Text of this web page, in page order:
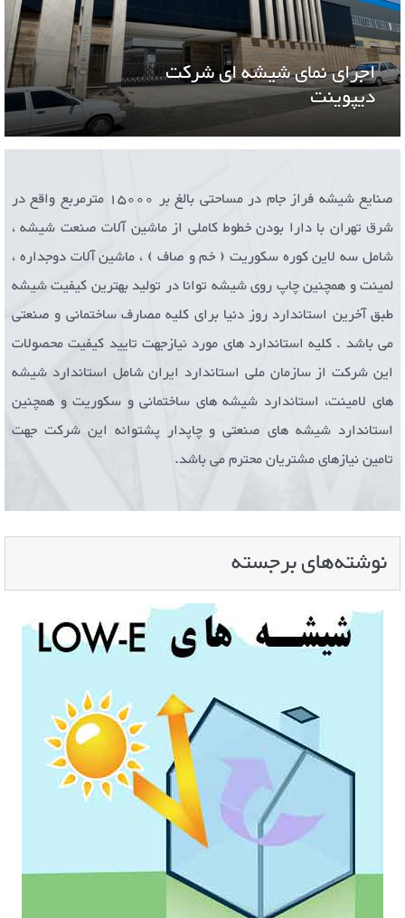
اجرای نمای شیشه ای شرکت
دیپوینت
صنایع شیشه فراز جام در مساحتی بالغ بر 15000 مترمربع واقع در
شرق تهران با دارا بودن خطوط کاملی از ماشین آلات صنعت شیشه ،
شامل سه لاین کوره سکوریت ( خم و صاف ) ، ماشین آلات دوجداره ،
لمینت و همچنین چاپ روی شیشه توانا در تولید بهترین کیفیت شیشه
طبق آخرین استاندارد روز دنیا برای کلیه مصارف ساختمانی و صنعتی
می باشد . کلیه استاندارد های مورد نیازجهت تایید کیفیت محصولات
این شرکت از سازمان ملی استاندارد ایران شامل استاندارد شیشه
های لامینت، استاندارد شیشه های ساختمانی و سکوریت و همچنین
استاندارد شیشه های صنعتی و چاپدار پشتوانه این شرکت جهت
تامین نیازهای مشتریان محترم می باشد.
نوشته‌های برجسته